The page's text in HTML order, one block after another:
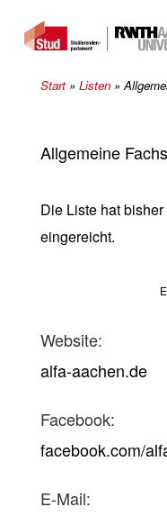
Start» Listen»
Allgemeine
Die Liste hat
eingereicht.
Website:
alfa-aachen.de
Facebook:
facebook.com/
E-Mail: